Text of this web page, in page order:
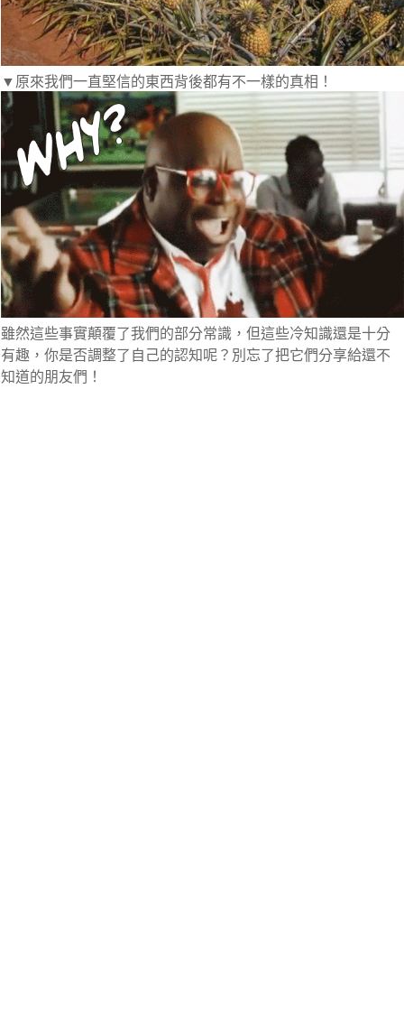
▼原來我們一直堅信的東西背後都有不一樣的真相！
雖然這些事實顛覆了我們的部分常識，但這些冷知識還是十分
有趣，你是否調整了自己的認知呢？別忘了把它們分享給還不
知道的朋友們！